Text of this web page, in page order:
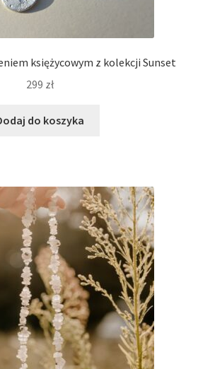
księżycowym z kolekcji Sunset
299 zł
do koszyka